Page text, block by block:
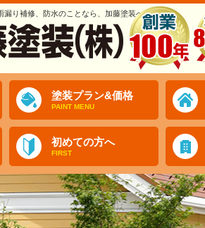
漏り補修、防水のことなら、加藤塗装へ
塗装プラン&価格
PAINT MENU
初めての方へ
FIRST